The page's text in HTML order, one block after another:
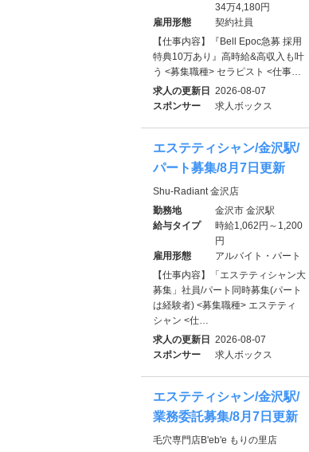
34万4,180円
雇用形態
契約社員
【仕事内容】『Bell Epoc急募 採用
特典10万あり』高時給&高収入も叶
う <募集職種> セラピスト <仕事…
求人の更新日 2026-08-07
スポンサー
求人ボックス
エステティシャン/金沢駅/
パート募集/8月7日更新
Shu-Radiant 金沢店
勤務地
金沢市 金沢駅
給与タイプ
時給1,062円～1,200
円
雇用形態
アルバイト・パート
【仕事内容】「エステティシャン大
募集」社員/パート同時募集(パート
は経験者) <募集職種> エステティ
シャン <仕…
求人の更新日 2026-08-07
スポンサー
求人ボックス
エステティシャン/金沢駅/
業務委託募集/8月7日更新
毛穴専門店B'eb'e もりの里店